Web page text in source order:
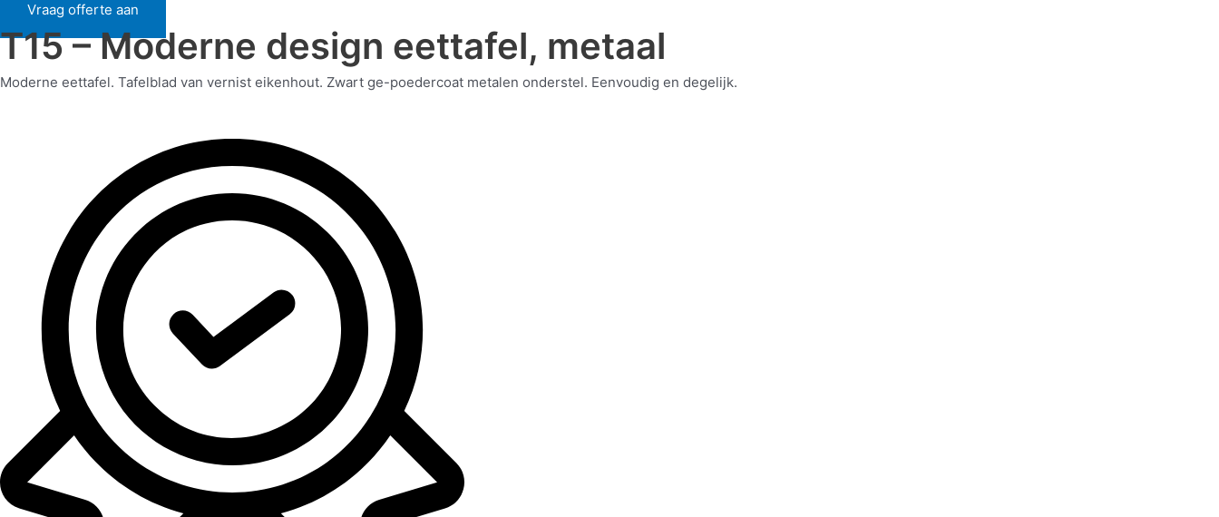
Vraag offerte aan
T15 – Moderne design eettafel, metaal
Moderne eettafel. Tafelblad van vernist eikenhout. Zwart ge-poedercoat metalen onderstel. Eenvoudig en degelijk.